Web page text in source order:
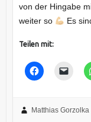
von der Hingabe
weiter so
Es
Teilen mit:
Matthias Gorzolka